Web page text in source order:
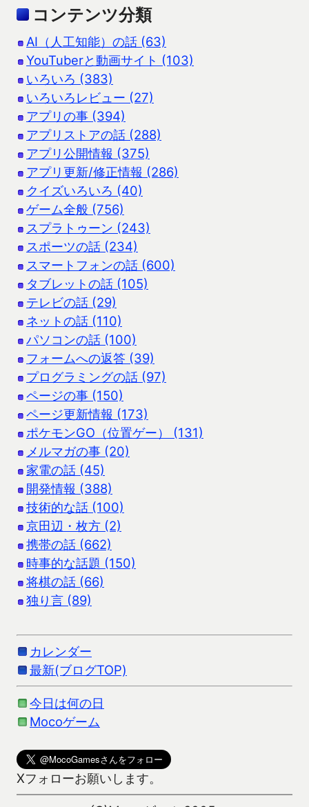
コンテンツ分類
AI（人工知能）の話 (63)
YouTuberと動画サイト (103)
いろいろ (383)
いろいろレビュー (27)
アプリの事 (394)
アプリストアの話 (288)
アプリ公開情報 (375)
アプリ更新/修正情報 (286)
クイズいろいろ (40)
ゲーム全般 (756)
スプラトゥーン (243)
スポーツの話 (234)
スマートフォンの話 (600)
タブレットの話 (105)
テレビの話 (29)
ネットの話 (110)
パソコンの話 (100)
フォームへの返答 (39)
プログラミングの話 (97)
ページの事 (150)
ページ更新情報 (173)
ポケモンGO（位置ゲー） (131)
メルマガの事 (20)
家電の話 (45)
開発情報 (388)
技術的な話 (100)
京田辺・枚方 (2)
携帯の話 (662)
時事的な話題 (150)
将棋の話 (66)
独り言 (89)
カレンダー
最新(ブログTOP)
今日は何の日
Mocoゲーム
Xフォローお願いします。